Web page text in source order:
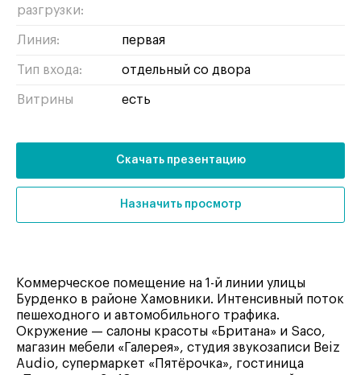
разгрузки:
Линия: первая
Тип входа: отдельный со двора
Витрины есть
Скачать презентацию
Назначить просмотр
Коммерческое помещение на 1-й линии улицы
Бурденко в районе Хамовники. Интенсивный поток
пешеходного и автомобильного трафика.
Окружение — салоны красоты «Британа» и Saco,
магазин мебели «Галерея», студия звукозаписи Beiz
Audio, супермаркет «Пятёрочка», гостиница